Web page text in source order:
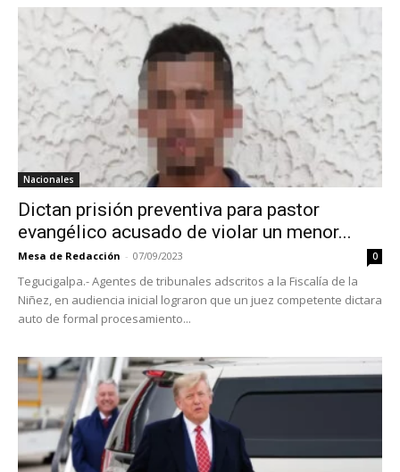
Nacionales
Dictan prisión preventiva para pastor
evangélico acusado de violar un menor...
Mesa de Redacción - 07/09/2023 0
Tegucigalpa.- Agentes de tribunales adscritos a la Fiscalía de la
Niñez, en audiencia inicial lograron que un juez competente dictara
auto de formal procesamiento...